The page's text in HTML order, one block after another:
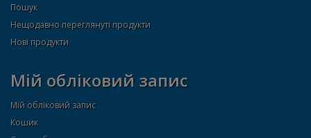
Пошук
Нещодавно переглянуті продукти
Нові продукти
Мій обліковий запис
Мій обліковий запис
Кошик